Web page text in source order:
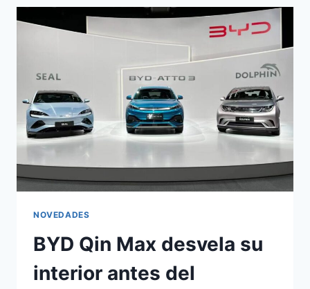
LIDAR
Y
CONDUCCIÓN
NOVEDADES
BYD Qin Max desvela su
interior antes del